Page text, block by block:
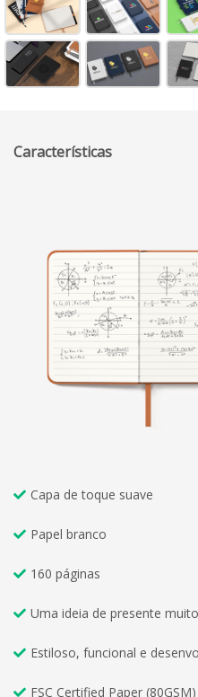
Características
Capa de toque suave
Papel branco
160 páginas
Uma ideia de presente
Estiloso, funcional e
FSC Certified Paper (80GSM)